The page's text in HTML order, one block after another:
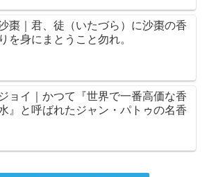
棗｜君、徒（いたづら）に沙棗の香
りを身にまとうこと勿れ。
ジョイ｜かつて『世界で一番高価な香
』と呼ばれたジャン・パトゥの名香